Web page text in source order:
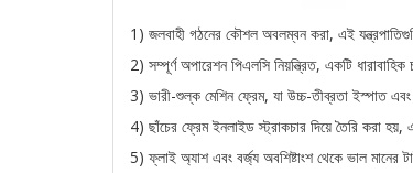
1) জলবাহী গঠনের কৌশল অবলম্বন করা, এই
2) সম্পূর্ণ অপারেশন পিএলসি নিয়ন্ত্রিত, একটি
3) ভারী-শুল্ক মেশিন ফ্রেম, যা উচ্চ-তীব্রতা ইস্পাত
4) ছাঁচের ফ্রেম ইনলাইড স্ট্রাকচার দিয়ে তৈরি করা
5) ফ্লাই অ্যাশ এবং বর্জ্য অবশিষ্টাংশ থেকে ভাল মানের